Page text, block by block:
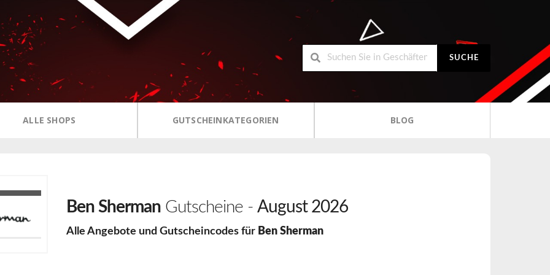
SUCHE
ALLE SHOPS GUTSCHEINKATEGORIEN BLOG
Ben Sherman Gutscheine - August 2026
Alle Angebote und Gutscheincodes für Ben Sherman